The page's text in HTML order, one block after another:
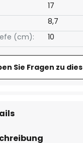
8,7
17
(cm): 10
Sie Fragen zu